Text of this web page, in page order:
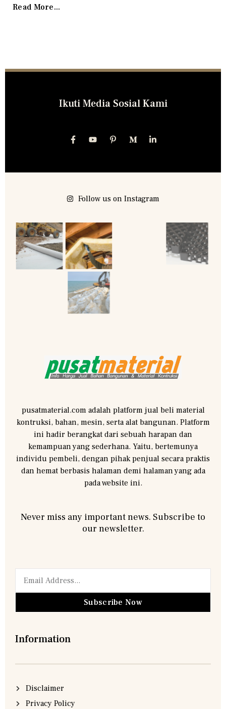
Read More...
Ikuti Media Sosial Kami
Follow us on Instagram
pusatmaterial.com adalah platform jual beli material
kontruksi, bahan, mesin, serta alat bangunan. Platform
ini hadir berangkat dari sebuah harapan dan
kemampuan yang sederhana. Yaitu, bertemunya
individu pembeli, dengan pihak penjual secara praktis
dan hemat berbasis halaman demi halaman yang ada
pada website ini.
Never miss any important news. Subscribe to
our newsletter.
Subscribe Now
Information
Disclaimer
Privacy Policy